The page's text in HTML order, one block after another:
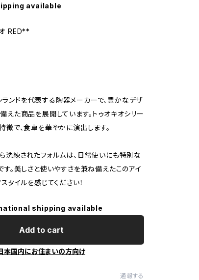
available
RED**
ンドを代表する陶器メーカーで、豊かなデザ
えた商品を展開しています。トゥオキオシリー
徴で、食卓を華やかに演出します。
洗練されたフォルムは、日常使いにも特別な
す。美しさと使いやすさを兼ね備えたこのアイ
タイルを感じてください！
shipping available
Add to cart
本国内にお住まいの方向け
通報する